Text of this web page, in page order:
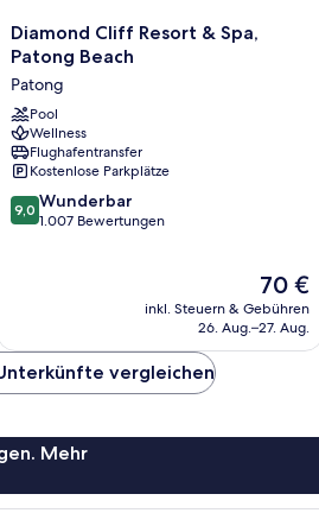
Diamond
Cliff
&
Spa,
Patong
Beach
Patong
Diamond Cliff Resort & Spa,
Patong Beach
Patong
Pool
Wellness
Flughafentransfer
Kostenlose Parkplätze
9.0
von
9,0 Wunderbar
1.007 Bewertungen
Der
Preis
beträgt
70 €
inkl. Steuern & Gebühren
26. Aug.–27. Aug.
vergleichen
Mehr